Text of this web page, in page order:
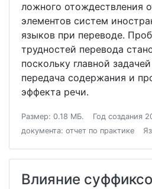
ложного отождествления
элементов систем
языков при переводе.
трудностей перевода
поскольку главной
передача содержания и
эффекта речи.
Размер: 0.18 МБ. Год создания
документа: отчет по практике
Влияние